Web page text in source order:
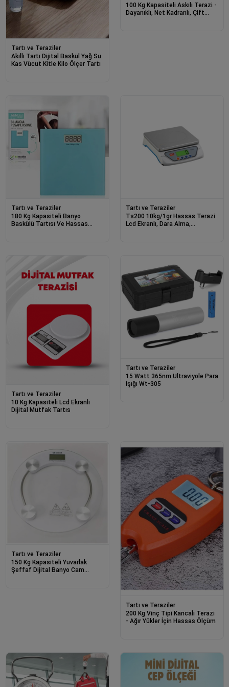
Tartı ve Teraziler
Akıllı Tartı Dijital Baskül Yağ Su
Kas Vücut Kitle Kilo Ölçer Tartı
100 Kg Kapasiteli Askılı Terazi -
Dayanıklı, Net Kadranlı, Çift
Tartı ve Teraziler
180 Kg Kapasiteli Banyo
Baskülü Tartısı Ve Hassas
Tartı ve Teraziler
Ts200 10kg/1gr Hassas Terazi
Lcd Ekranlı, Dara Alma,
Tartı ve Teraziler
10 Kg Kapasiteli Lcd Ekranlı
Dijital Mutfak Tartıs
Tartı ve Teraziler
15 Watt 365nm Ultraviyole Para
Işığı Wt-305
Tartı ve Teraziler
150 Kg Kapasiteli Yuvarlak
Şeffaf Dijital Banyo Cam
Tartı ve Teraziler
200 Kg Vinç Tipi Kancalı Terazi
- Ağır Yükler İçin Hassas Ölçüm